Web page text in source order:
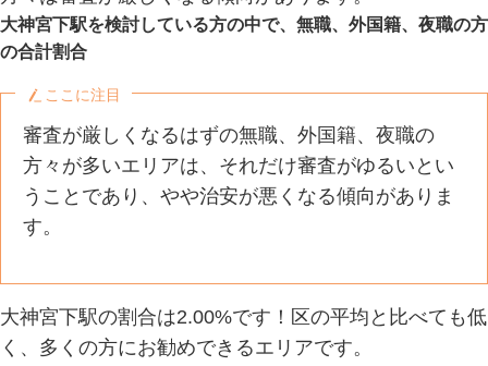
大神宮下駅を検討している方の中で、無職、外国籍、夜職の方
の合計割合
ここに注目
審査が厳しくなるはずの無職、外国籍、夜職の
方々が多いエリアは、それだけ審査がゆるいとい
うことであり、やや治安が悪くなる傾向がありま
す。
大神宮下駅の割合は2.00%です！区の平均と比べても低
く、多くの方にお勧めできるエリアです。